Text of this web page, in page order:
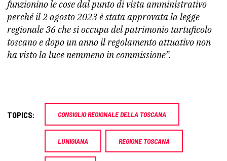
funzionino le cose dal punto di vista amministrativo
perché il 2 agosto 2023 è stata approvata la legge
regionale 36 che si occupa del patrimonio tartuficolo
toscano e dopo un anno il regolamento attuativo non
ha visto la luce nemmeno in commissione”.
TOPICS: CONSIGLIO REGIONALE DELLA TOSCANA
LUNIGIANA REGIONE TOSCANA